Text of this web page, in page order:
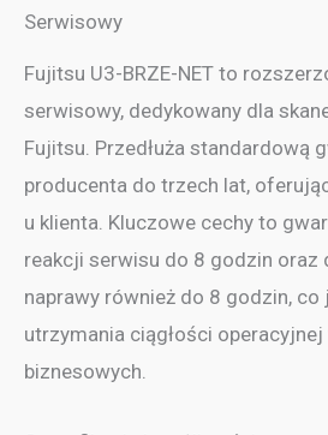
Serwisowy
Fujitsu U3-BRZE-NET to
serwisowy, dedykowany dla
Fujitsu. Przedłuża standardową
producenta do trzech lat,
u klienta. Kluczowe cechy to
reakcji serwisu do 8 godzin oraz
naprawy również do 8 godzin,
utrzymania ciągłości
biznesowych.